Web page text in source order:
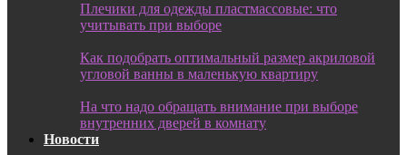
Плечики для одежды пластмассовые: что
учитывать при выборе
Как подобрать оптимальный размер акриловой
угловой ванны в маленькую квартиру
На что надо обращать внимание при выборе
внутренних дверей в комнату
Новости